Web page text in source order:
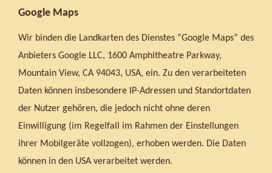
Google Maps
Wir binden die Landkarten des Dienstes “Google Maps” des
Anbieters Google LLC, 1600 Amphitheatre Parkway,
Mountain View, CA 94043, USA, ein. Zu den verarbeiteten
Daten können insbesondere IP-Adressen und Standortdaten
der Nutzer gehören, die jedoch nicht ohne deren
Einwilligung (im Regelfall im Rahmen der Einstellungen
ihrer Mobilgeräte vollzogen), erhoben werden. Die Daten
können in den USA verarbeitet werden.